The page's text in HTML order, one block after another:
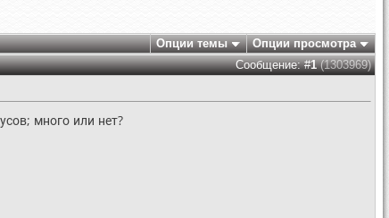
Опции темы
Опции просмотра
Сообщение: #1(1303969)
много или нет?